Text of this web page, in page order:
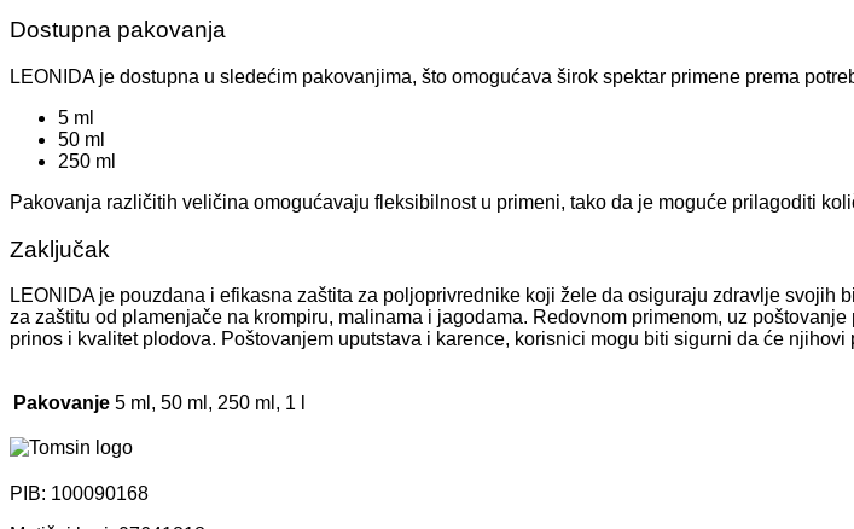
Dostupna pakovanja
LEONIDA je dostupna u sledećim pakovanjima, što omogućava širok spektar primene prema
5 ml
50 ml
250 ml
Pakovanja različitih veličina omogućavaju fleksibilnost u primeni, tako da je moguće prilagoditi
Zaključak
LEONIDA je pouzdana i efikasna zaštita za poljoprivrednike koji žele da osiguraju zdravlje
za zaštitu od plamenjače na krompiru, malinama i jagodama. Redovnom primenom, uz
prinos i kvalitet plodova. Poštovanjem uputstava i karence, korisnici mogu biti sigurni da će
Pakovanje 5 ml, 50 ml, 250 ml, 1 l
PIB: 100090168